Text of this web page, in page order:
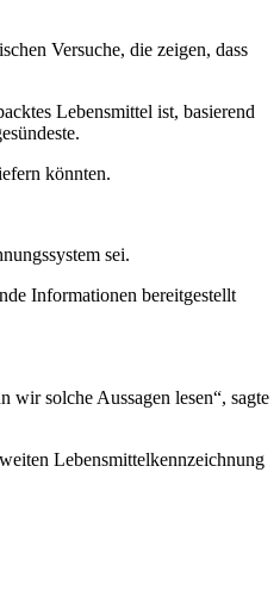
Versuche, die zeigen, dass
Lebensmittel ist, basierend
könnten.
sei.
Informationen bereitgestellt
wir solche Aussagen lesen“, sagte
Lebensmittelkennzeichnung